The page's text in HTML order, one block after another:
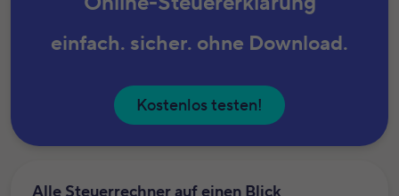
einfach. sicher. ohne Download.
Kostenlos testen!